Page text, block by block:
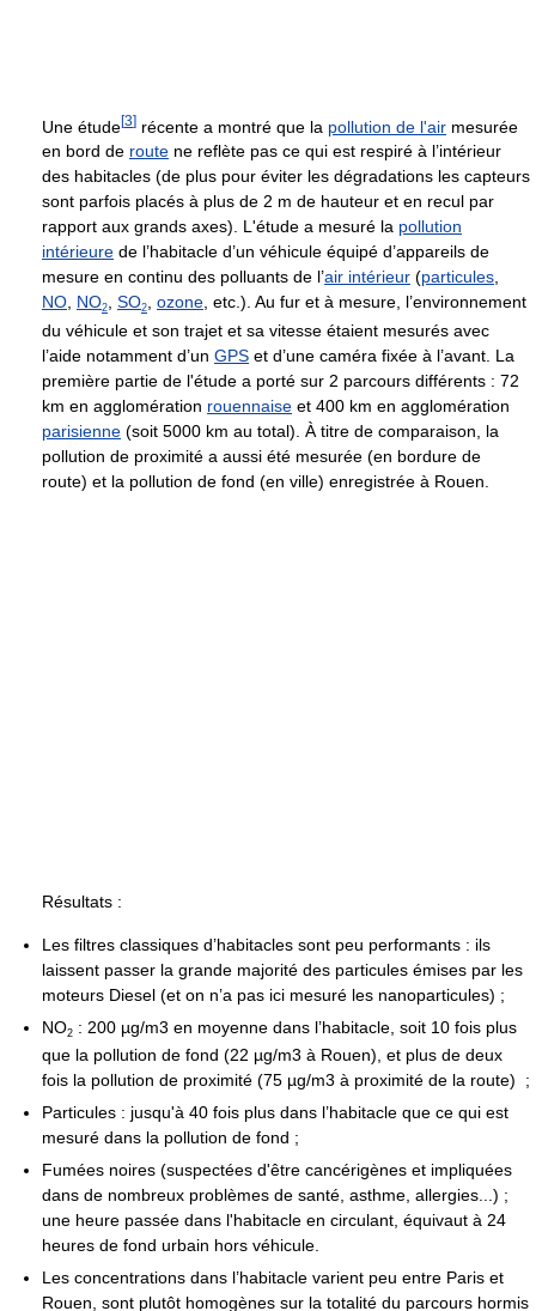
Une étude[3] récente a montré que la pollution de l'air mesurée
en bord de route ne reflète pas ce qui est respiré à l’intérieur
des habitacles (de plus pour éviter les dégradations les capteurs
sont parfois placés à plus de 2 m de hauteur et en recul par
rapport aux grands axes). L'étude a mesuré la pollution
intérieure de l’habitacle d’un véhicule équipé d’appareils de
mesure en continu des polluants de l’air intérieur (particules,
NO, NO2, SO2, ozone, etc.). Au fur et à mesure, l’environnement
du véhicule et son trajet et sa vitesse étaient mesurés avec
l’aide notamment d’un GPS et d’une caméra fixée à l’avant. La
première partie de l'étude a porté sur 2 parcours différents : 72
km en agglomération rouennaise et 400 km en agglomération
parisienne (soit 5000 km au total). À titre de comparaison, la
pollution de proximité a aussi été mesurée (en bordure de
route) et la pollution de fond (en ville) enregistrée à Rouen.
Résultats :
Les filtres classiques d’habitacles sont peu performants : ils
laissent passer la grande majorité des particules émises par les
moteurs Diesel (et on n’a pas ici mesuré les nanoparticules) ;
NO2 : 200 µg/m3 en moyenne dans l’habitacle, soit 10 fois plus
que la pollution de fond (22 µg/m3 à Rouen), et plus de deux
fois la pollution de proximité (75 µg/m3 à proximité de la route) ;
Particules : jusqu'à 40 fois plus dans l’habitacle que ce qui est
mesuré dans la pollution de fond ;
Fumées noires (suspectées d'être cancérigènes et impliquées
dans de nombreux problèmes de santé, asthme, allergies...) ;
une heure passée dans l'habitacle en circulant, équivaut à 24
heures de fond urbain hors véhicule.
Les concentrations dans l’habitacle varient peu entre Paris et
Rouen, sont plutôt homogènes sur la totalité du parcours hormis